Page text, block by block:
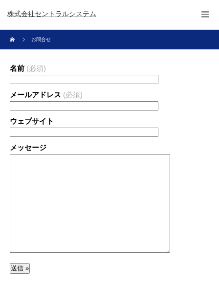
株式会社セントラルシステム
お問合せ
名前 (必須)
メールアドレス (必須)
ウェブサイト
メッセージ